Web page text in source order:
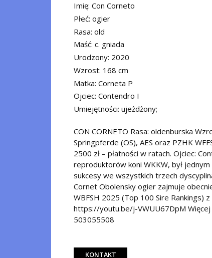
Imię: Con Corneto
Płeć: ogier
Rasa: old
Maść: c. gniada
Urodzony: 2020
Wzrost: 168 cm
Matka: Corneta P
Ojciec: Contendro I
Umiejętności: ujeżdżony;
CON CORNETO Rasa: oldenburska
Springpferde (OS), AES oraz PZHK
2500 zł – płatności w ratach. Ojciec:
reproduktorów koni WKKW, był
sukcesy we wszystkich trzech
Cornet Obolensky ogier zajmuje
WBFSH 2025 (Top 100 Sire Rankings)
https://youtu.be/j-VWUU67DpM
503055508
KONTAKT